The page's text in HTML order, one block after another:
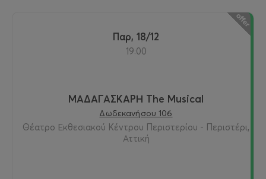
Παρ, 18/12
19:00
ΜΑΔΑΓΑΣΚΑΡΗ The Musical
Δωδεκανήσου 106
Θέατρο Εκθεσιακού Κέντρου Περιστερίου - Περιστέρι,
Αττική